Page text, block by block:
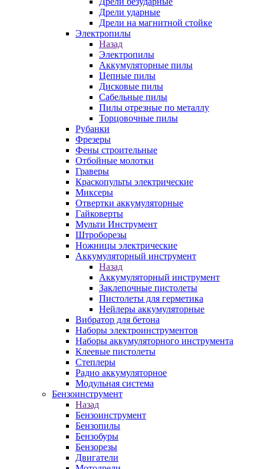
Дрели ударные
Дрели на магнитной стойке
Электропилы
Назад
Электропилы
Аккумуляторные пилы
Цепные пилы
Дисковые пилы
Сабельные пилы
Пилы отрезные по металлу
Торцовочные пилы
Рубанки
Фрезеры
Фены строительные
Отбойные молотки
Граверы
Краскопульты электрические
Миксеры
Отвертки аккумуляторные
Гайковерты
Мульти Инструмент
Штроборезы
Ножницы электрические
Аккумуляторный инструмент
Назад
Аккумуляторный инструмент
Заклепочные пистолеты
Пистолеты для герметика
Нейлеры аккумуляторные
Вибратор для бетона
Наборы электроинструментов
Наборы аккумуляторного инструмента
Клеевые пистолеты
Степлеры
Радио аккумуляторное
Модульная система
Бензоинструмент
Назад
Бензоинструмент
Бензопилы
Бензобуры
Бензорезы
Двигатели